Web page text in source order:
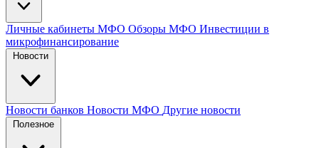
Личные кабинеты МФО Обзоры МФО Инвестиции в
микрофинансирование
Новости
Новости банков Новости МФО Другие новости
Полезное